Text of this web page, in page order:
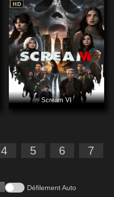
HD
Scream VI
4 5 6 7
Défilement Auto